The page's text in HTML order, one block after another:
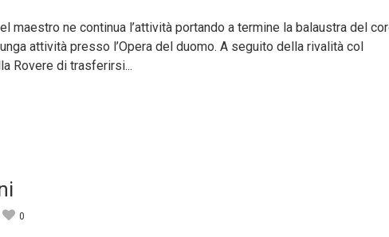
maestro ne continua l’attività portando a termine la balaustra del
attività presso l’Opera del duomo. A seguito della rivalità col
Rovere di trasferirsi...
0